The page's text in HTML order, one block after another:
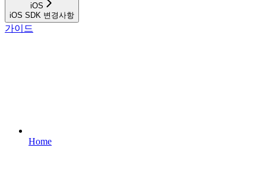
iOS
iOS SDK 변경사항
가이드
Home